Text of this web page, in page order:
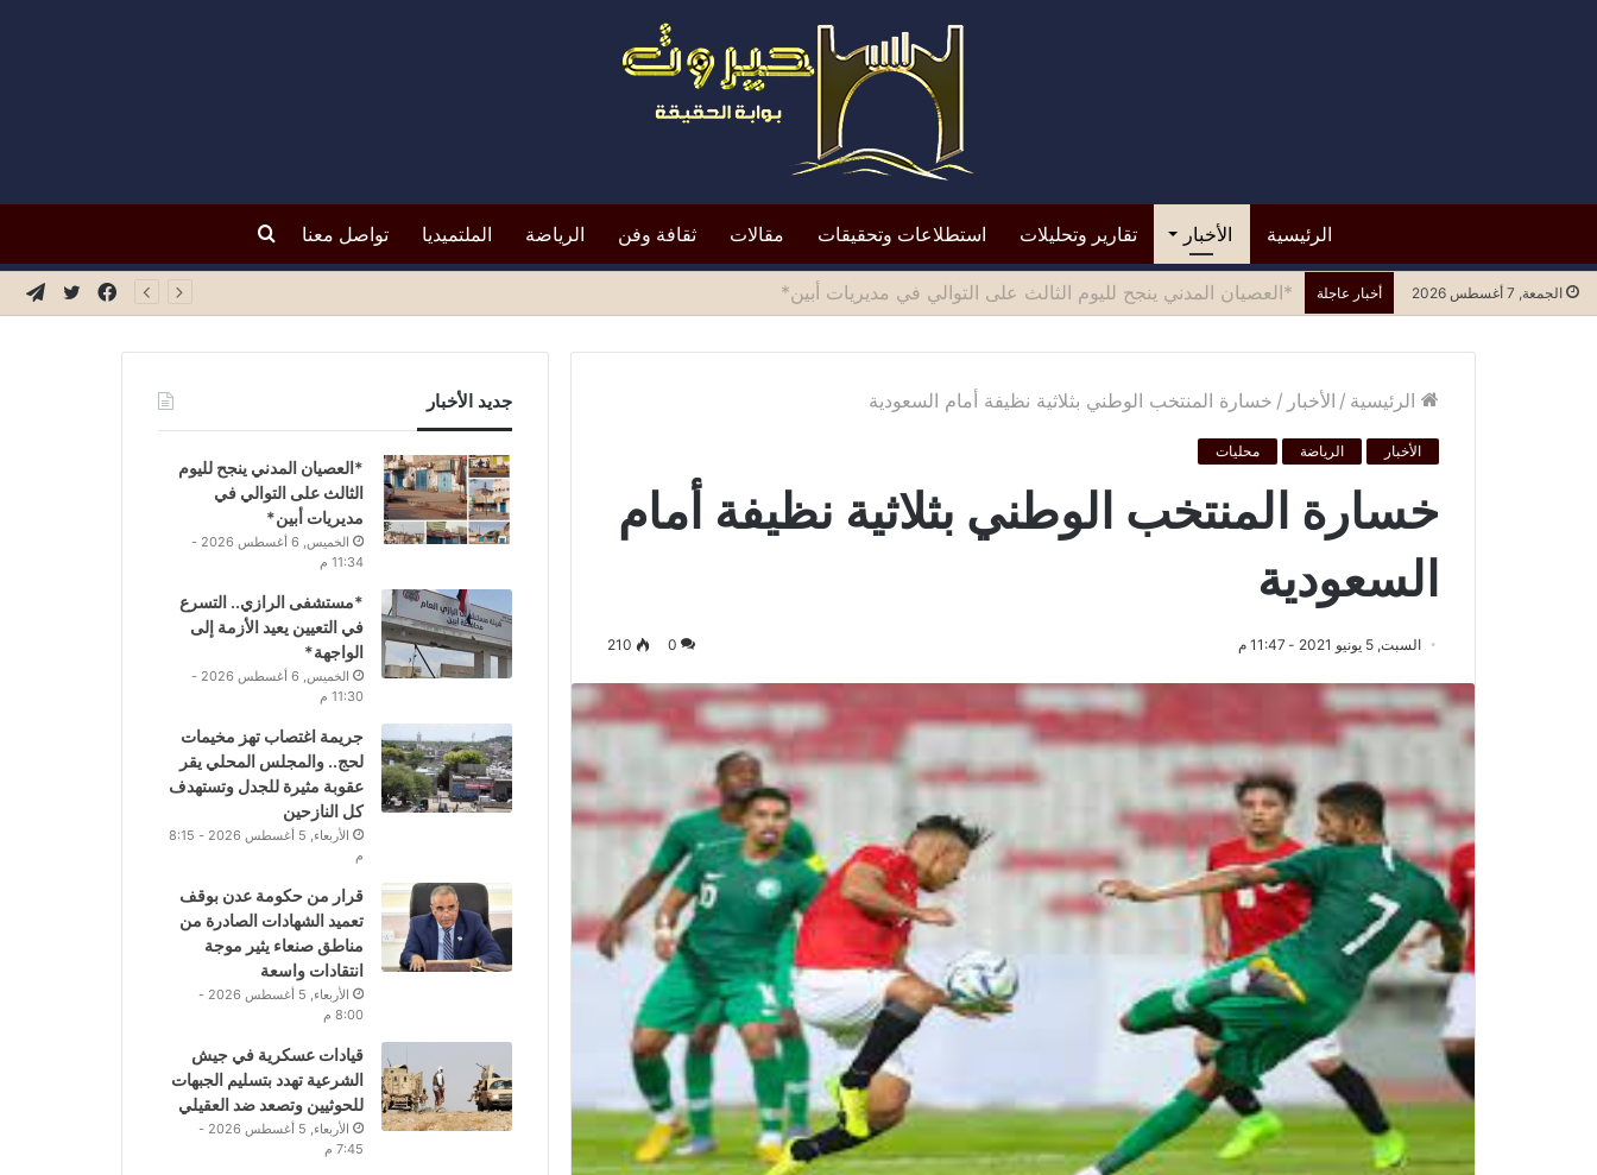
الرئيسية الأخبار تقارير وتحليلات استطلاعات وتحقيقات مقالات ثقافة وفن الرياضة الملتميديا تواصل معنا بحث
الجمعة, 7 أغسطس 2026 أخبار عاجلة *مستشفى الرازي.. التسرع في التعيين يعيد الأزمة إلى الواجهة* تويتر
فيسبوك
الرئيسية / الأخبار / خسارة المنتخب الوطني بثلاثية نظيفة أمام السعودية
الأخبار الرياضة محليات
خسارة المنتخب الوطني بثلاثية نظيفة أمام
السعودية
السبت, 5 يونيو 2021 - 11:47 م 0
210
جديد الأخبار
*العصيان المدني ينجح لليوم
الثالث على التوالي في
مديريات أبين*
الخميس, 6 أغسطس 2026 -
11:34 م
*مستشفى الرازي.. التسرع
في التعيين يعيد الأزمة إلى
الواجهة*
الخميس, 6 أغسطس 2026 -
11:30 م
جريمة اغتصاب تهز مخيمات
لحج.. والمجلس المحلي يقر
عقوبة مثيرة للجدل وتستهدف
كل النازحين
الأربعاء, 5 أغسطس 2026 - 8:15
م
قرار من حكومة عدن بوقف
تعميد الشهادات الصادرة من
مناطق صنعاء يثير موجة
انتقادات واسعة
الأربعاء, 5 أغسطس 2026 -
8:00 م
قيادات عسكرية في جيش
الشرعية تهدد بتسليم الجبهات
للحوثيين وتصعد ضد العقيلي
الأربعاء, 5 أغسطس 2026 -
7:45 م